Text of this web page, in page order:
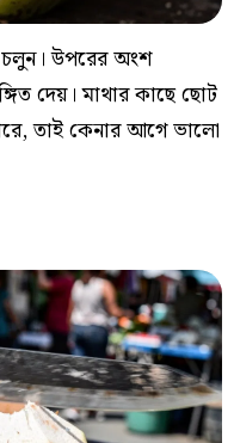
চলুন। উপরের অংশ
দেয়। মাথার কাছে ছোট
তাই কেনার আগে ভালো